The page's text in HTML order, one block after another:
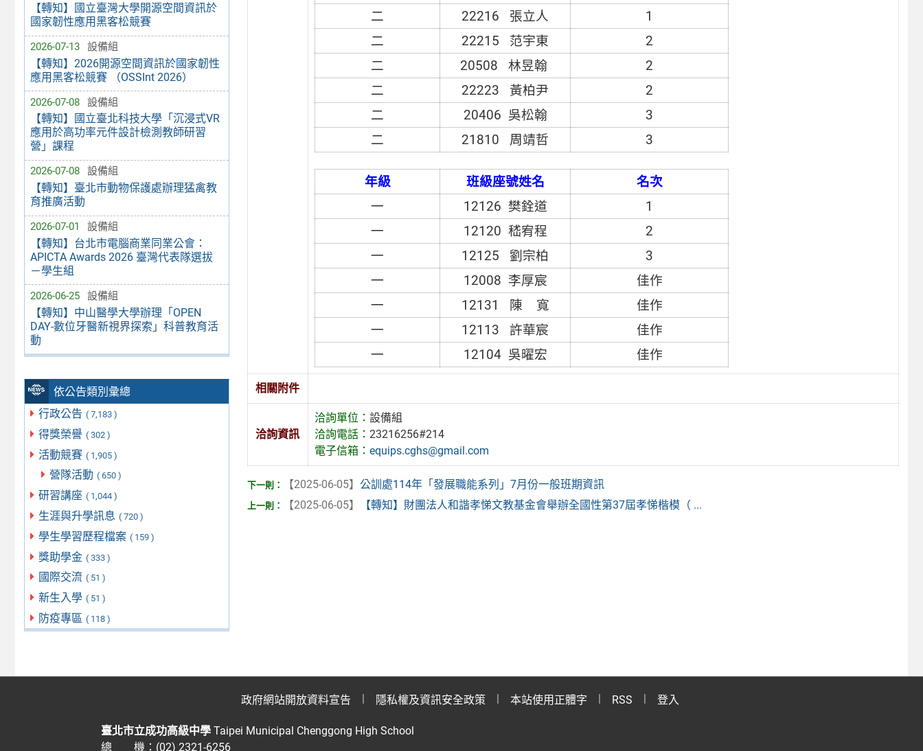
【轉知】國立臺灣大學開源空間資訊於
國家韌性應用黑客松競賽
2026-07-13 設備組
【轉知】2026開源空間資訊於國家韌性
應用黑客松競賽 （OSSInt 2026）
2026-07-08 設備組
【轉知】國立臺北科技大學「沉浸式VR
應用於高功率元件設計檢測教師研習
營」課程
2026-07-08 設備組
【轉知】臺北市動物保護處辦理猛禽教
育推廣活動
2026-07-01 設備組
【轉知】台北市電腦商業同業公會：
APICTA Awards 2026 臺灣代表隊選拔
－學生組
2026-06-25 設備組
【轉知】中山醫學大學辦理「OPEN
DAY-數位牙醫新視界探索」科普教育活
動
依公告類別彙總
行政公告 ( 7,183 )
得獎榮譽 ( 302 )
活動競賽 ( 1,905 )
營隊活動 ( 650 )
研習講座 ( 1,044 )
生涯與升學訊息 ( 720 )
學生學習歷程檔案 ( 159 )
獎助學金 ( 333 )
國際交流 ( 51 )
新生入學 ( 51 )
防疫專區 ( 118 )
二
22216 張立人
1
二
22215 范宇東
2
二
20508 林昱翰
2
二
22223 黃柏尹
2
二
20406 吳松翰
3
二
21810 周靖哲 3
年級 班級座號姓名
名次
一
12126 樊銓道
1
一
12120 嵇宥程
2
一
12125 劉宗柏
3
一
12008 李厚宸
佳作
一
12131 陳 寬
佳作
一
12113 許華宸
佳作
一
12104 吳曜宏 佳作
相關附件
洽詢資訊
洽詢單位：設備組
洽詢電話：23216256#214
電子信箱：equips.cghs@gmail.com
【2025-06-05】 公訓處114年「發展職能系列」7月份一般班期資訊
【2025-06-05】
【轉知】財團法人和諧孝悌文教基金會舉辦全國性第37屆孝悌楷模（ ...
政府網站開放資料宣告 隱私權及資訊安全政策 本站使用正體字 RSS 登入
臺北市立成功高級中學Taipei Municipal Chenggong High School
總 機：(02) 2321-6256